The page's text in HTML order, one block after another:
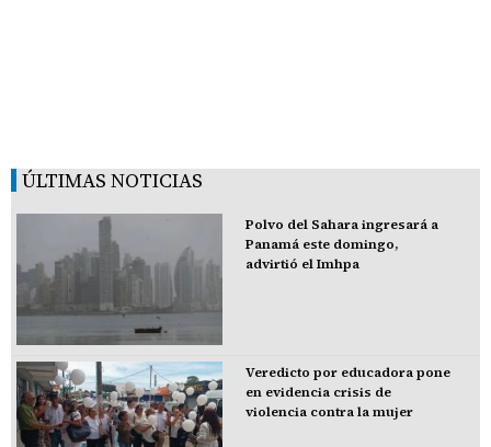
ÚLTIMAS NOTICIAS
Polvo del Sahara ingresará a
Panamá este domingo,
advirtió el Imhpa
Veredicto por educadora pone
en evidencia crisis de
violencia contra la mujer